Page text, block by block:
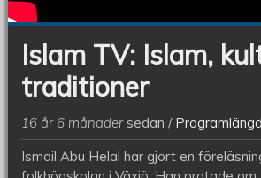
Islam TV: Islam,
traditioner
16 år 6 månadersedan
Ismail Abu Helal har gjort en